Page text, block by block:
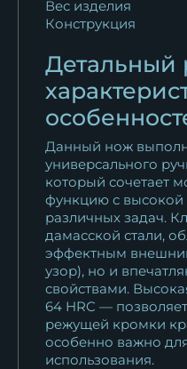
Вес изделия
Конструкция
Детальный
Данный нож
универсального
который сочетает
функцию с высокой
различных задач.
дамасской стали,
эффектным
узор), но и
свойствами.
64 HRC —
режущей кромки
особенно важно
использования.